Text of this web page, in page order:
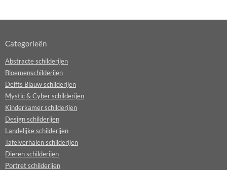
Categorieën
Abstracte schilderijen
Bloemenschilderijen
Delfts Blauw schilderijen
Mystic & Cyber schilderijen
Kinderkamer schilderijen
Design schilderijen
Landelijke schilderijen
Tafelverhalen schilderijen
Dieren schilderijen
Portret schilderijen